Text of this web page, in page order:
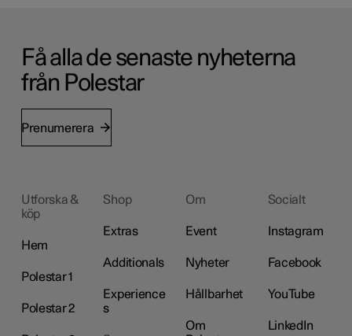
Få alla de senaste nyheterna
från Polestar
Prenumerera
Utforska &
köp
Hem
Polestar 1
Polestar 2
Shop
Extras
Additionals
Experience
s
Om
Event
Nyheter
Hållbarhet
Om
Socialt
Instagram
Facebook
YouTube
LinkedIn